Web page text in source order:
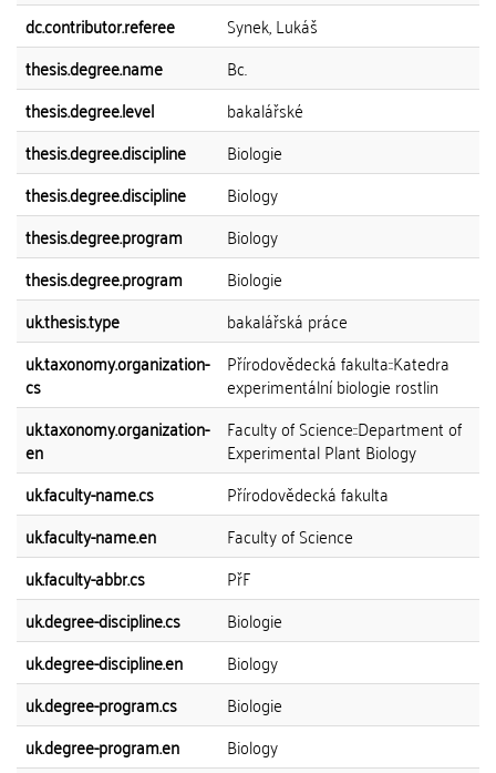
dc.contributor.referee
Synek, Lukáš
thesis.degree.name
Bc.
thesis.degree.level
bakalářské
thesis.degree.discipline
Biologie
thesis.degree.discipline
Biology
thesis.degree.program
Biology
thesis.degree.program
Biologie
uk.thesis.type
bakalářská práce
uk.taxonomy.organization-
cs
Přírodovědecká fakulta::Katedra
experimentální biologie rostlin
uk.taxonomy.organization-
en
Faculty of Science::Department of
Experimental Plant Biology
uk.faculty-name.cs
Přírodovědecká fakulta
uk.faculty-name.en
Faculty of Science
uk.faculty-abbr.cs
PřF
uk.degree-discipline.cs
Biologie
uk.degree-discipline.en
Biology
uk.degree-program.cs
Biologie
uk.degree-program.en
Biology